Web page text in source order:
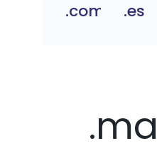
.com.es.es